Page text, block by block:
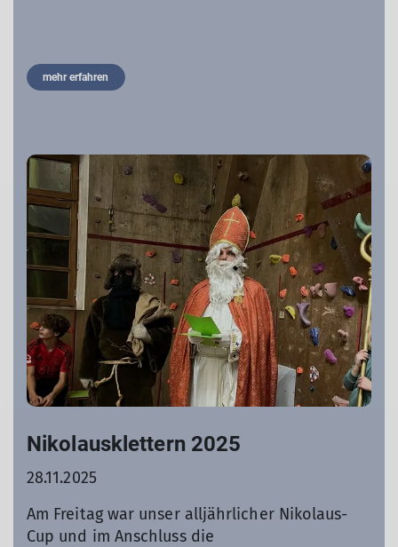
mehr erfahren
Nikolausklettern 2025
28.11.2025
Am Freitag war unser alljährlicher Nikolaus-
Cup und im Anschluss die